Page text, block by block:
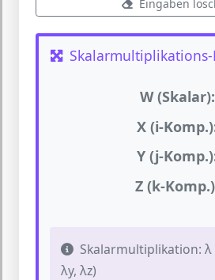
Eingaben
W (Skalar):
X (i-
Y (j-
Z (k-
Skalarmultiplikation: λ
λy, λz)